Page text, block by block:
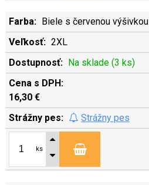
Biele s červenou výšivkou
2XL
Na sklade (3 ks)
16,30 €
Strážny pes
ks